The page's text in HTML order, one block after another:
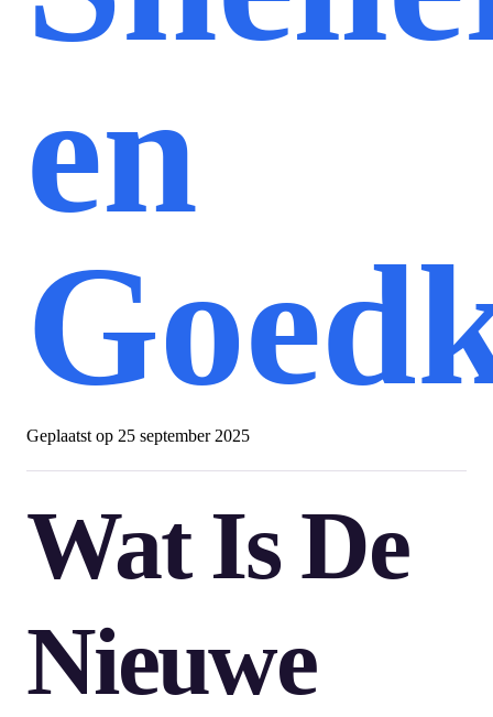
en
Geplaatst op 25 september 2025
Wat Is De
Nieuwe